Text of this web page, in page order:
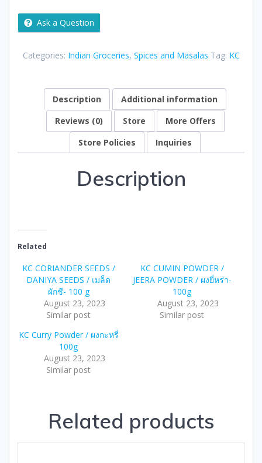
100g
Ask a Question
Categories: Indian Groceries, Spices and Masalas Tag: KC
Description
Additional information
Reviews (0)
Store
More Offers
Store Policies
Inquiries
Description
Related
KC CORIANDER SEEDS /
DANIYA SEEDS / เมล็ด
ผักชี- 100 g
August 23, 2023
Similar post
KC CUMIN POWDER /
JEERA POWDER / ผงยี่หร่า-
100g
August 23, 2023
Similar post
KC Curry Powder / ผงกะหรี่
100g
August 23, 2023
Similar post
Related products